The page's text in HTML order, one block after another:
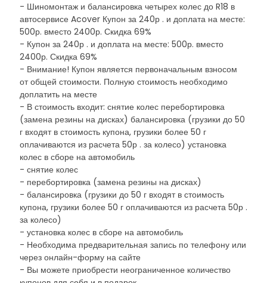
- Шиномонтаж и балансировка четырех колес до R18 в
автосервисе Acover Купон за 240р . и доплата на месте:
500р. вместо 2400р. Скидка 69%
- Купон за 240р . и доплата на месте: 500р. вместо
2400р. Скидка 69%
- Внимание! Купон является первоначальным взносом
от общей стоимости. Полную стоимость необходимо
доплатить на месте
- В стоимость входит: снятие колес перебортировка
(замена резины на дисках) балансировка (грузики до 50
г входят в стоимость купона, грузики более 50 г
оплачиваются из расчета 50р . за колесо) установка
колес в сборе на автомобиль
- снятие колес
- перебортировка (замена резины на дисках)
- балансировка (грузики до 50 г входят в стоимость
купона, грузики более 50 г оплачиваются из расчета 50р .
за колесо)
- установка колес в сборе на автомобиль
- Необходима предварительная запись по телефону или
через онлайн-форму на сайте
- Вы можете приобрести неограниченное количество